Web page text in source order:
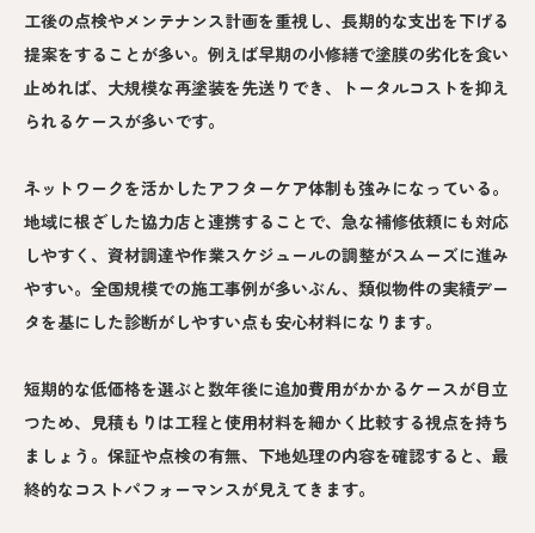
工後の点検やメンテナンス計画を重視し、長期的な支出を下げる
提案をすることが多い。例えば早期の小修繕で塗膜の劣化を食い
止めれば、大規模な再塗装を先送りでき、トータルコストを抑え
られるケースが多いです。
ネットワークを活かしたアフターケア体制も強みになっている。
地域に根ざした協力店と連携することで、急な補修依頼にも対応
しやすく、資材調達や作業スケジュールの調整がスムーズに進み
やすい。全国規模での施工事例が多いぶん、類似物件の実績デー
タを基にした診断がしやすい点も安心材料になります。
短期的な低価格を選ぶと数年後に追加費用がかかるケースが目立
つため、見積もりは工程と使用材料を細かく比較する視点を持ち
ましょう。保証や点検の有無、下地処理の内容を確認すると、最
終的なコストパフォーマンスが見えてきます。